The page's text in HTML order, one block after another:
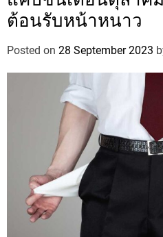
ต้อนรับหน้าหนาว
Posted on 28 September 2023